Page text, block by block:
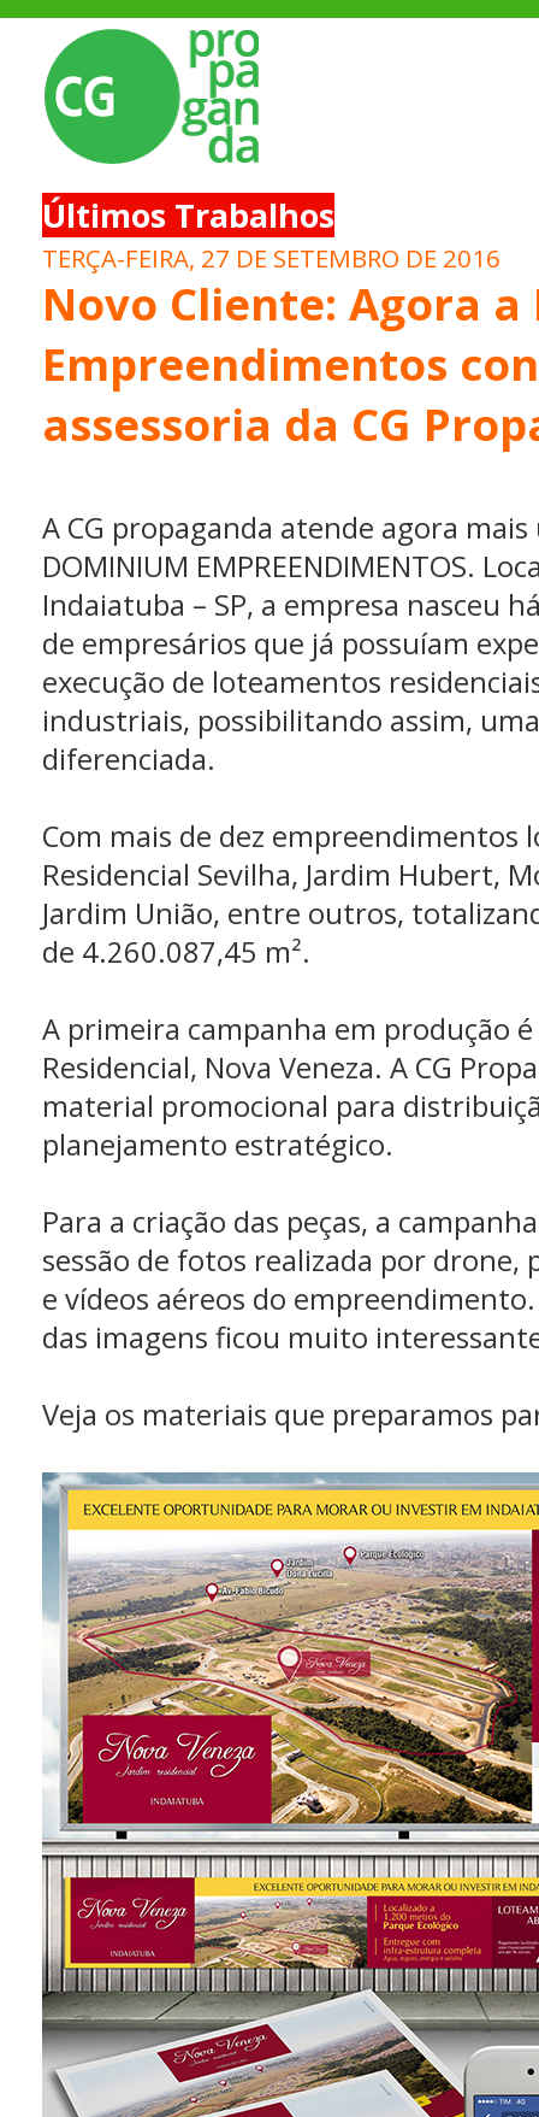
Últimos Trabalhos
TERÇA-FEIRA, 27 DE SETEMBRO DE 2016
Novo Cliente: Agora
Empreendimentos
assessoria da CG
A CG propaganda atende agora
DOMINIUM EMPREENDIMENTOS.
Indaiatuba – SP, a empresa nasceu
de empresários que já possuíam
execução de loteamentos
industriais, possibilitando assim,
diferenciada.
Com mais de dez empreendimentos
Residencial Sevilha, Jardim Hubert,
Jardim União, entre outros,
de 4.260.087,45 m².
A primeira campanha em produção é
Residencial, Nova Veneza. A CG
material promocional para
planejamento estratégico.
Para a criação das peças, a
sessão de fotos realizada por drone,
e vídeos aéreos do
das imagens ficou muito
Veja os materiais que preparamos